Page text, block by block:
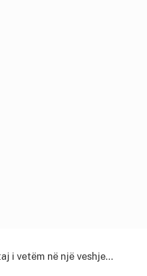
i vetëm në një veshje…